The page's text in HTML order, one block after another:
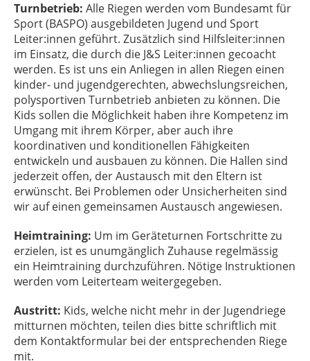
Turnbetrieb: Alle Riegen werden vom Bundesamt für
Sport (BASPO) ausgebildeten Jugend und Sport
Leiter:innen geführt. Zusätzlich sind Hilfsleiter:innen
im Einsatz, die durch die J&S Leiter:innen gecoacht
werden. Es ist uns ein Anliegen in allen Riegen einen
kinder- und jugendgerechten, abwechslungsreichen,
polysportiven Turnbetrieb anbieten zu können. Die
Kids sollen die Möglichkeit haben ihre Kompetenz im
Umgang mit ihrem Körper, aber auch ihre
koordinativen und konditionellen Fähigkeiten
entwickeln und ausbauen zu können. Die Hallen sind
jederzeit offen, der Austausch mit den Eltern ist
erwünscht. Bei Problemen oder Unsicherheiten sind
wir auf einen gemeinsamen Austausch angewiesen.
Heimtraining: Um im Geräteturnen Fortschritte zu
erzielen, ist es unumgänglich Zuhause regelmässig
ein Heimtraining durchzuführen. Nötige Instruktionen
werden vom Leiterteam weitergegeben.
Austritt: Kids, welche nicht mehr in der Jugendriege
mitturnen möchten, teilen dies bitte schriftlich mit
dem Kontaktformular bei der entsprechenden Riege
mit.